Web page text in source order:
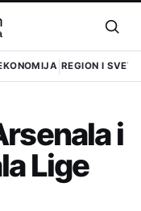
REGION I SVET
i
Lige